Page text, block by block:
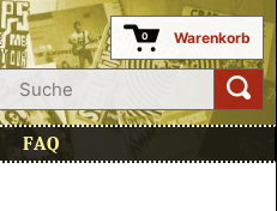
0 Warenkorb
FAQ